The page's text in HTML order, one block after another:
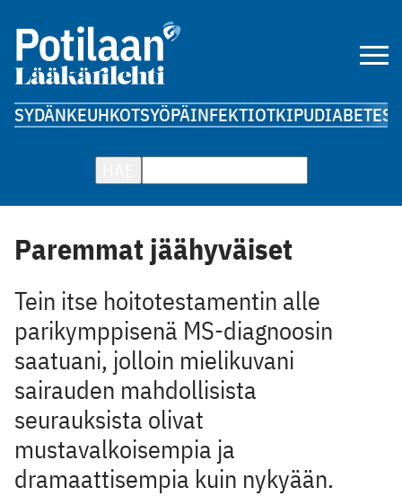
SYDÄNKEUHKOTSYÖPÄINFEKTIOTKIPUDIABETES
Paremmat jäähyväiset
Tein itse hoitotestamentin alle
parikymppisenä MS-diagnoosin
saatuani, jolloin mielikuvani
sairauden mahdollisista
seurauksista olivat
mustavalkoisempia ja
dramaattisempia kuin nykyään.